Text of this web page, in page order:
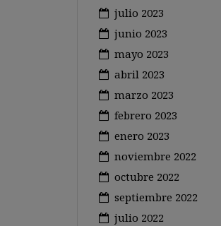
julio 2023
junio 2023
mayo 2023
abril 2023
marzo 2023
febrero 2023
enero 2023
noviembre 2022
octubre 2022
septiembre 2022
julio 2022